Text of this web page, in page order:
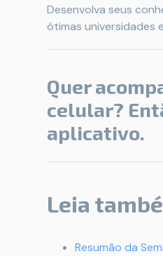
Desenvolva seus
ótimas universidades
Quer
celular?
aplicativo.
Leia
Resumão da